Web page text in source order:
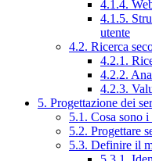
4.1.4.
4.1.5.
utente
4.2. Ricerca
4.2.1.
4.2.2.
4.2.3.
5. Progettazione dei
5.1. Cosa sono
5.2. Progettare
5.3. Definire il